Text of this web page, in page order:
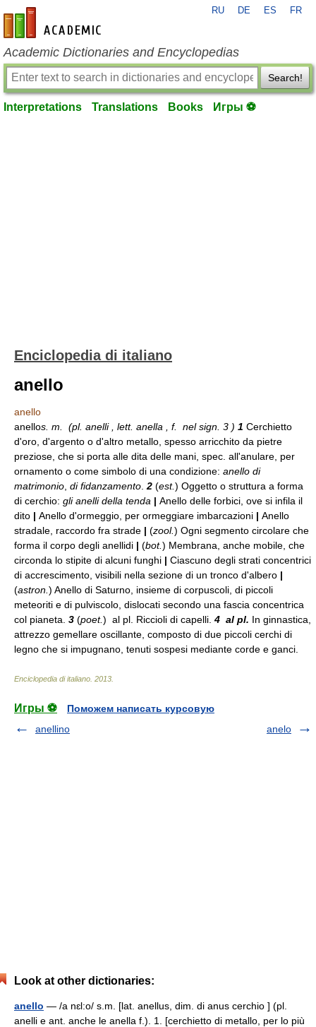
en-academic.com
RU DE ES FR
Academic Dictionaries and Encyclopedias
Search!
Interpretations Translations Books Игры ⚽
Enciclopedia di italiano
anello
anello
anellos. m. (pl. anelli , lett. anella , f. nel sign. 3 ) 1 Cerchietto
d'oro, d'argento o d'altro metallo, spesso arricchito da pietre
preziose, che si porta alle dita delle mani, spec. all'anulare, per
ornamento o come simbolo di una condizione: anello di
matrimonio di fidanzamento 2 (est.) Oggetto o struttura a forma
di cerchio: gli anelli della tenda | Anello delle forbici, ove si infila il
dito | Anello d'ormeggio, per ormeggiare imbarcazioni | Anello
stradale, raccordo fra strade | (zool.) Ogni segmento circolare che
forma il corpo degli anellidi | (bot.) Membrana, anche mobile, che
circonda lo stipite di alcuni funghi | Ciascuno degli strati concentrici
di accrescimento, visibili nella sezione di un tronco d'albero |
(astron. ) Anello di Saturno, insieme di corpuscoli, di piccoli
meteoriti e di pulviscolo, dislocati secondo una fascia concentrica
col pianeta. 3 (poet.) al pl. Riccioli di capelli. 4 al pl. In ginnastica,
attrezzo gemellare oscillante, composto di due piccoli cerchi di
legno che si impugnano, tenuti sospesi mediante corde e ganci.
Enciclopedia di italiano 2013
Игры ⚽
Поможем написать курсовую
anellino
anelo
Look at other dictionaries:
anello — /a nɛl:o/ s.m. [lat. anellus, dim. di anus cerchio ] (pl.
anelli e ant. anche le anella f.). 1. [cerchietto di metallo, per lo più